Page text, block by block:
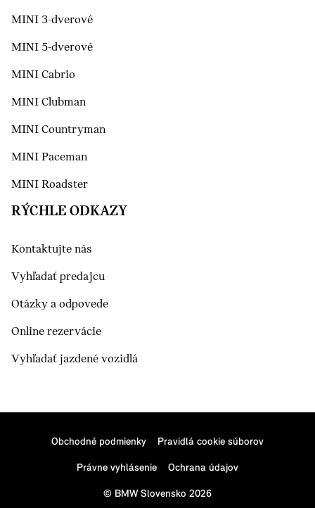
MINI 3-dverové
MINI 5-dverové
MINI Cabrio
MINI Clubman
MINI Countryman
MINI Paceman
MINI Roadster
RÝCHLE ODKAZY
Kontaktujte nás
Vyhľadať predajcu
Otázky a odpovede
Online rezervácie
Vyhľadať jazdené vozidlá
Obchodné podmienky Pravidlá cookie súborov
Právne vyhlásenie Ochrana údajov
© BMW Slovensko 2026